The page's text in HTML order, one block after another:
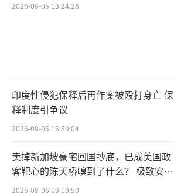
2026-08-05 13:24:28
印度性侵犯保释后再作案被殴打身亡 保
释制度引争议
2026-08-05 16:59:04
卖掉新加坡豪宅回国抄底，已成美国政
客靶心的陈天桥嗅到了什么？ 极致安全
的追寻
2026-08-06 09:19:50